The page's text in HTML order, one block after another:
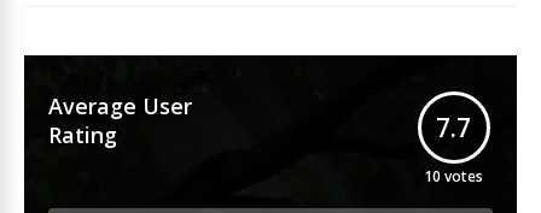
Average User
Rating
7.7
10 votes